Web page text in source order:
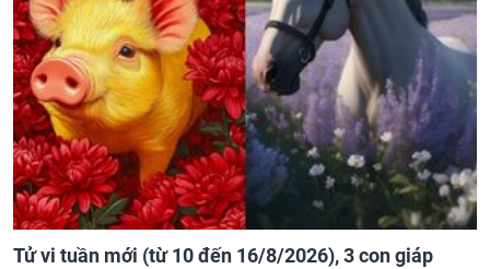
Tử vi tuần mới (từ 10 đến 16/8/2026), 3 con giáp